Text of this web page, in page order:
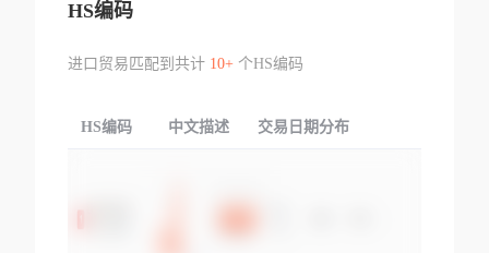
HS编码
进口贸易匹配到共计 10+个HS编码
HS编码 中文描述 交易日期分布